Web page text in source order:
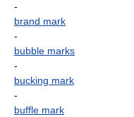
-
brand mark
-
bubble marks
-
bucking mark
-
buffle mark